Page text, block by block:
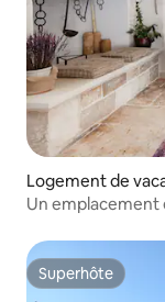
Logement de
Un emplacement
Superhôte
Superhôte